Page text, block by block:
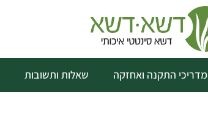
מדריכי התקנה ואחזקה שאלות ותשובות